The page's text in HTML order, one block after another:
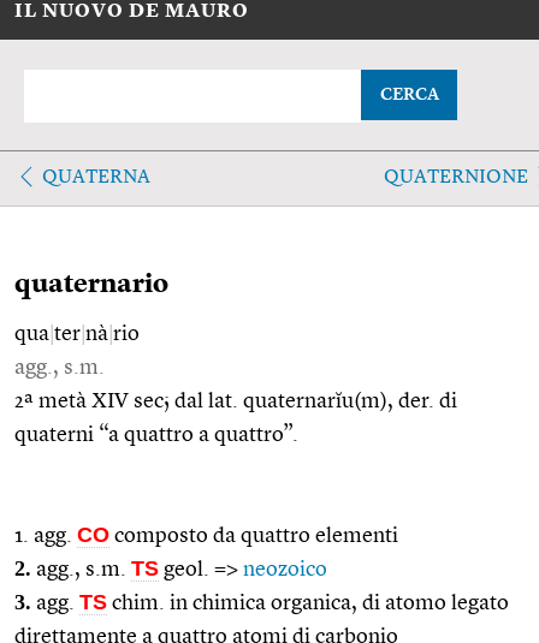
IL NUOVO DE MAURO
CERCA
QUATERNA QUATERNIONE
quaternario
qua ter nà rio
agg., s.m.
2ª metà XIV sec; dal lat. quaternarĭu(m), der. di
quaterni “a quattro a quattro”.
1. agg. CO composto da quattro elementi
2. agg., s.m. TS geol. => neozoico
3. agg. TS chim. in chimica organica, di atomo legato
direttamente a quattro atomi di carbonio